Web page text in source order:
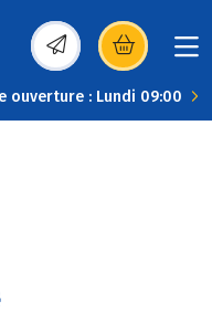
(s’ouvre dans une
ouverture : Lundi 09:00